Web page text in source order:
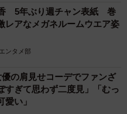
5年ぶり週チャン表紙 巻
レアなメガネルームウエア姿
ンタメ部
の肩見せコーデでファンざ
ぎて思わず二度見」「むっ
い」